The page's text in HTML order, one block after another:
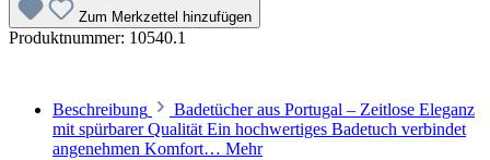
Zum Merkzettel hinzufügen
Produktnummer: 10540.1
Beschreibung
Badetücher aus Portugal – Zeitlose Eleganz
mit spürbarer Qualität Ein hochwertiges Badetuch verbindet
angenehmen Komfort… Mehr